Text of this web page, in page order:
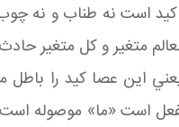
کيد است نه طناب و نه
متغير و کل متغير
اين عصا کيد را
است «ما» موصوله